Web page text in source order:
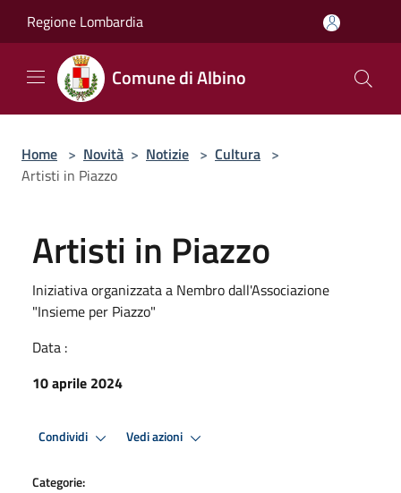
Regione Lombardia
Comune di Albino
Home > Novità > Notizie > Cultura >
Artisti in Piazzo
Artisti in Piazzo
Iniziativa organizzata a Nembro dall'Associazione
"Insieme per Piazzo"
Data :
10 aprile 2024
Condividi Vedi azioni
Categorie: